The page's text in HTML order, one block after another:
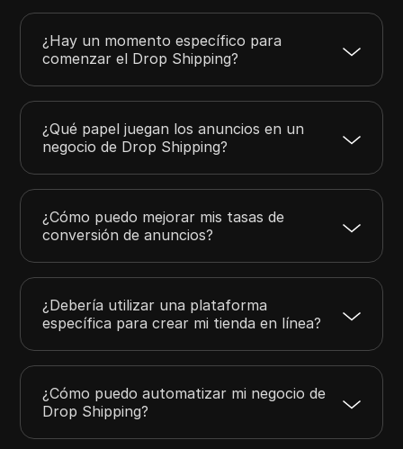
¿Hay un momento específico para
comenzar el Drop Shipping?
¿Qué papel juegan los anuncios en un
negocio de Drop Shipping?
¿Cómo puedo mejorar mis tasas de
conversión de anuncios?
¿Debería utilizar una plataforma
específica para crear mi tienda en línea?
¿Cómo puedo automatizar mi negocio de
Drop Shipping?